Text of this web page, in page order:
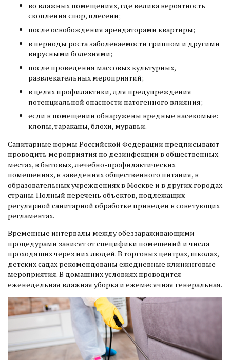
во влажных помещениях, где велика вероятность
скопления спор, плесени;
после освобождения арендаторами квартиры;
в периоды роста заболеваемости гриппом и другими
вирусными болезнями;
после проведения массовых культурных,
развлекательных мероприятий;
в целях профилактики, для предупреждения
потенциальной опасности патогенного влияния;
если в помещении обнаружены вредные насекомые:
клопы, тараканы, блохи, муравьи.
Санитарные нормы Российской Федерации предписывают
проводить мероприятия по дезинфекции в общественных
местах, в бытовых, лечебно-профилактических
помещениях, в заведениях общественного питания, в
образовательных учреждениях в Москве и в других городах
страны. Полный перечень объектов, подлежащих
регулярной санитарной обработке приведен в советующих
регламентах.
Временные интервалы между обеззараживающими
процедурами зависят от специфики помещений и числа
проходящих через них людей. В торговых центрах, школах,
детских садах рекомендованы ежедневные клининговые
мероприятия. В домашних условиях проводится
еженедельная влажная уборка и ежемесячная генеральная.